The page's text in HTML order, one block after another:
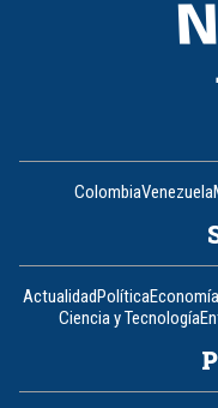
ColombiaVenezuela
ActualidadPolíticaEconomía
Ciencia y Tecnología